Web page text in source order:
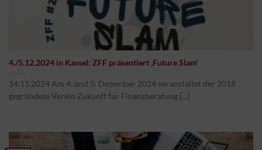
4./5.12.2024 in Kassel: ZFF präsentiert ‚Future Slam‘
14.11.2024 Am 4. und 5. Dezember 2024 veranstaltet der 2018
gegründete Verein Zukunft für Finanzberatung [...]